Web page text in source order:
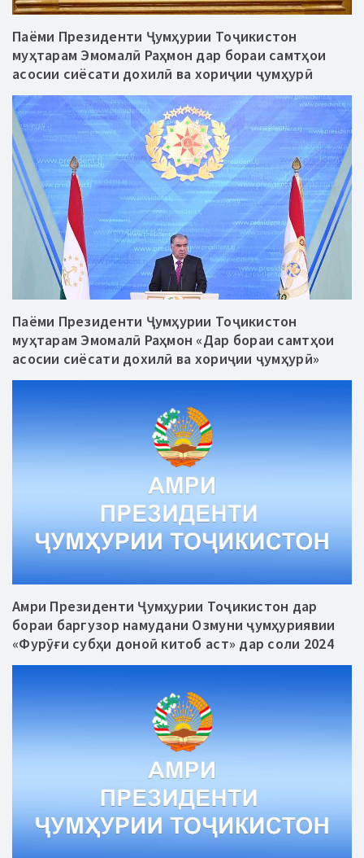
Паёми Президенти Ҷумҳурии Тоҷикистон
муҳтарам Эмомалӣ Раҳмон дар бораи самтҳои
асосии сиёсати дохилӣ ва хориҷии ҷумҳурӣ
Паёми Президенти Ҷумҳурии Тоҷикистон
муҳтарам Эмомалӣ Раҳмон «Дар бораи самтҳои
асосии сиёсати дохилӣ ва хориҷии ҷумҳурӣ»
Амри Президенти Ҷумҳурии Тоҷикистон дар
бораи баргузор намудани Озмуни ҷумҳуриявии
«Фурӯғи субҳи доноӣ китоб аст» дар соли 2024